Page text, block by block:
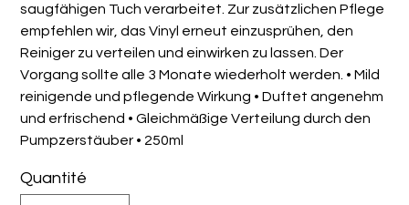
saugfähigen Tuch verarbeitet. Zur zusätzlichen Pflege
empfehlen wir, das Vinyl erneut einzusprühen, den
Reiniger zu verteilen und einwirken zu lassen. Der
Vorgang sollte alle 3 Monate wiederholt werden. • Mild
reinigende und pflegende Wirkung • Duftet angenehm
und erfrischend • Gleichmäßige Verteilung durch den
Pumpzerstäuber • 250ml
Quantité